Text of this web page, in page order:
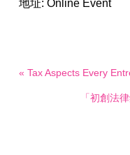
地址: Online Event
« Tax Aspects Every
「初創法